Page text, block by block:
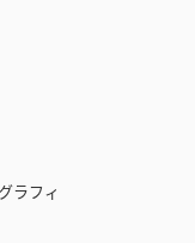
ラフィ